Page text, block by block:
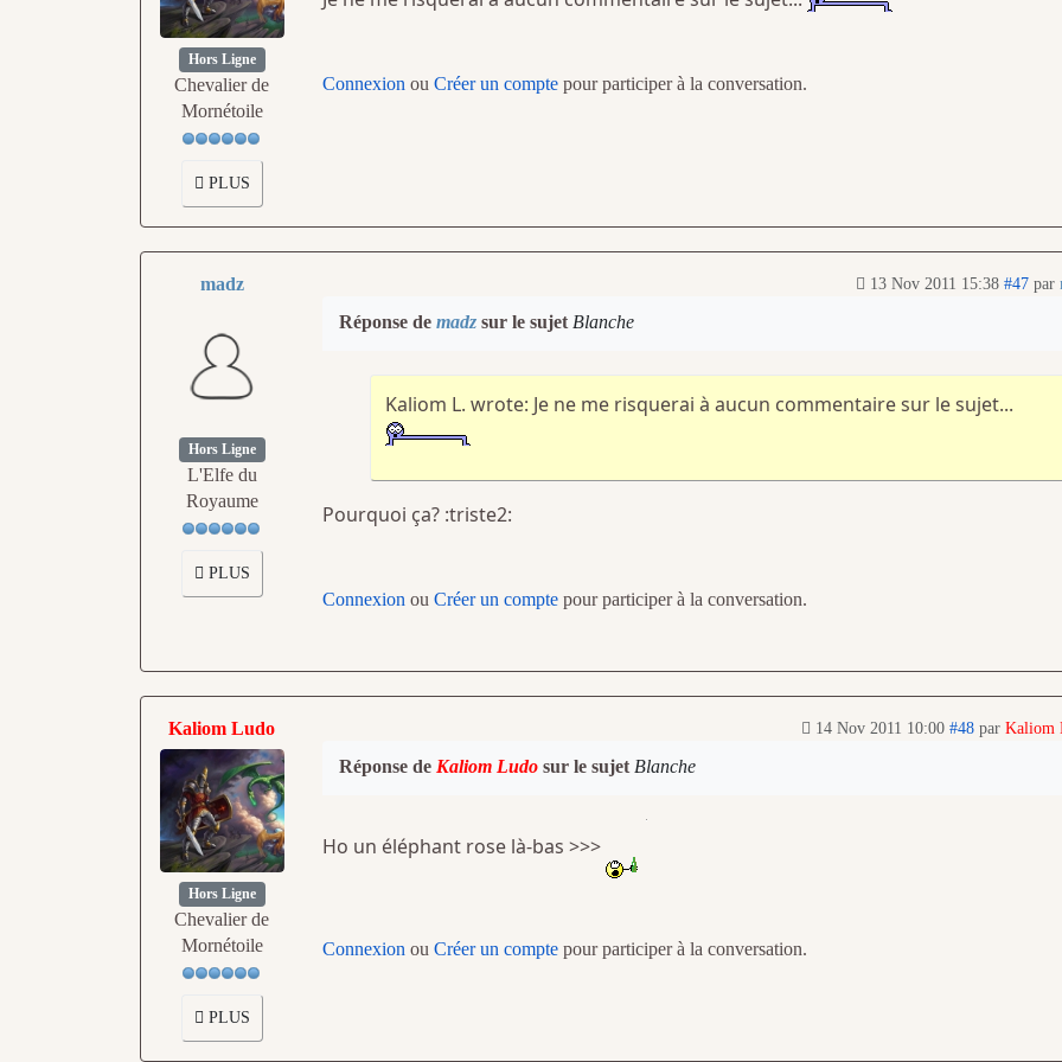
Hors Ligne
Chevalier de
Mornétoile
PLUS
Connexion ou Créer un comptepour participer à la conversation.
madz
Hors Ligne
L'Elfe du
Royaume
PLUS
13 Nov 2011 15:38 #47 par
Réponse de madzsur le sujet Blanche
Kaliom L. wrote: Je ne me risquerai à aucun commentaire sur le sujet...
Pourquoi ça? :triste2:
Connexion ou Créer un comptepour participer à la conversation.
Kaliom Ludo
Hors Ligne
Chevalier de
Mornétoile
PLUS
14 Nov 2011 10:00 #48 par Kaliom
Réponse de Kaliom Ludosur le sujet Blanche
Ho un éléphant rose là-bas >>>
Connexion ou Créer un comptepour participer à la conversation.